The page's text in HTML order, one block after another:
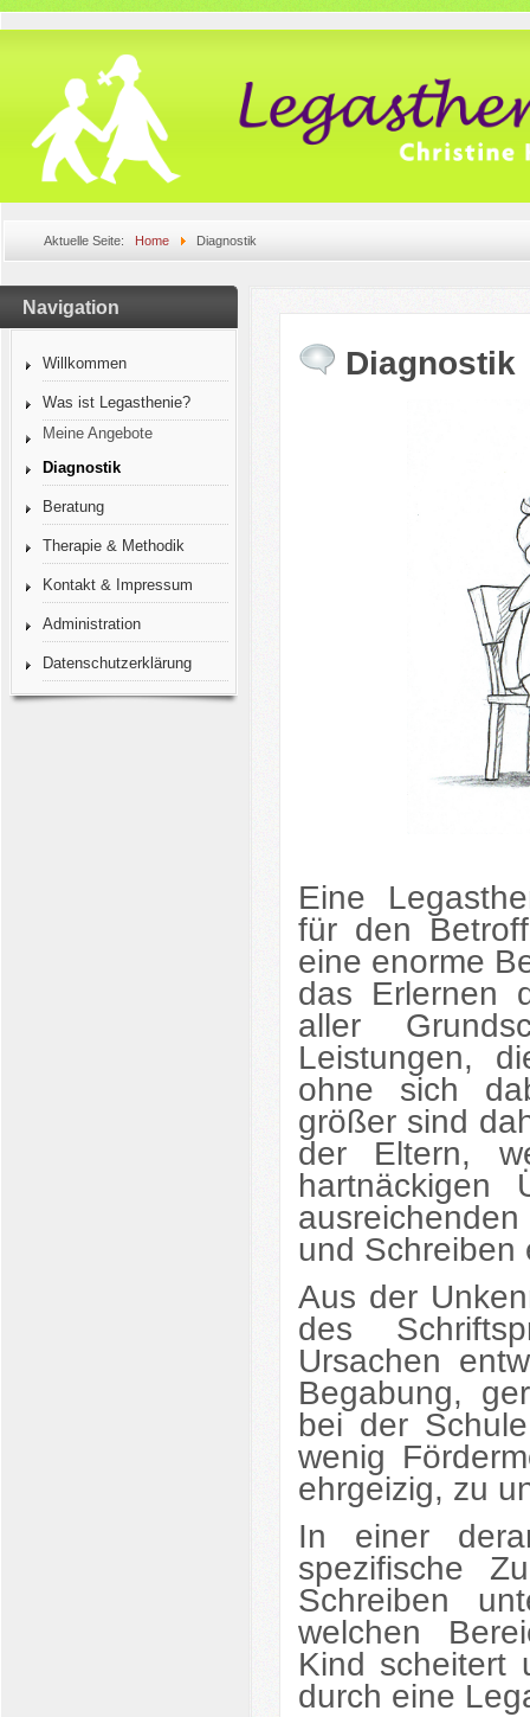
Aktuelle Seite: Home Diagnostik
Navigation
Willkommen
Was ist Legasthenie?
Meine Angebote
Diagnostik
Beratung
Therapie & Methodik
Kontakt & Impressum
Administration
Datenschutzerklärung
Diagnostik
Eine
für den
eine enorme
das Erlernen
aller
Leistungen,
ohne sich
größer sind
der Eltern,
hartnäckigen
und Schreiben
Aus der
des
Ursachen
Begabung,
bei der
wenig
ehrgeizig, zu
In einer
spezifische
Schreiben
welchen
Kind
durch eine